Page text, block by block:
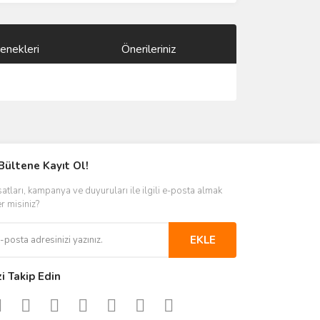
Önerileriniz
Kayıt Ol!
kampanya ve duyuruları ile ilgili e-posta almak
misiniz?
EKLE
Takip Edin